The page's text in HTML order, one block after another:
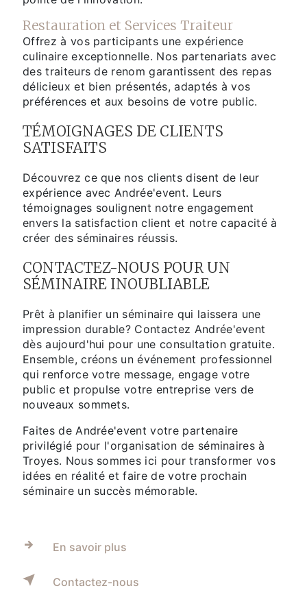
Restauration et Services Traiteur
Offrez à vos participants une expérience
culinaire exceptionnelle. Nos partenariats avec
des traiteurs de renom garantissent des repas
délicieux et bien présentés, adaptés à vos
préférences et aux besoins de votre public.
TÉMOIGNAGES DE CLIENTS
SATISFAITS
Découvrez ce que nos clients disent de leur
expérience avec Andrée'event. Leurs
témoignages soulignent notre engagement
envers la satisfaction client et notre capacité à
créer des séminaires réussis.
CONTACTEZ-NOUS POUR UN
SÉMINAIRE INOUBLIABLE
Prêt à planifier un séminaire qui laissera une
impression durable? Contactez Andrée'event
dès aujourd'hui pour une consultation gratuite.
Ensemble, créons un événement professionnel
qui renforce votre message, engage votre
public et propulse votre entreprise vers de
nouveaux sommets.
Faites de Andrée'event votre partenaire
privilégié pour l'organisation de séminaires à
Troyes. Nous sommes ici pour transformer vos
idées en réalité et faire de votre prochain
séminaire un succès mémorable.
En savoir plus
Contactez-nous